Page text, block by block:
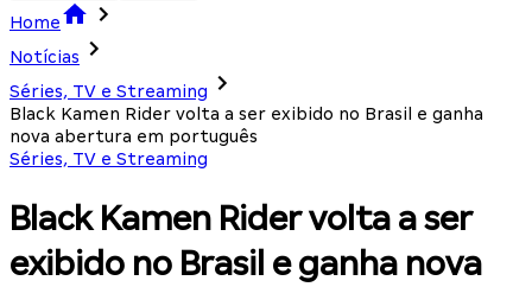
Home
Notícias
Séries, TV e Streaming
Black Kamen Rider volta a ser exibido no Brasil e ganha
nova abertura em português
Séries, TV e Streaming
Black Kamen Rider volta a ser
exibido no Brasil e ganha nova